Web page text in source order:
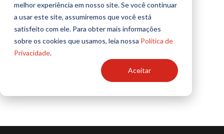
melhor experiência em nosso site. Se você continuar
a usar este site, assumiremos que você está
satisfeito com ele. Para obter mais informações
sobre os cookies que usamos, leia nossa Política de
Privacidade.
Aceitar
O que é minuta de
despacho?
porTI Prestex |fev 11, 2022
A minuta de despacho é um formulário que deve ser